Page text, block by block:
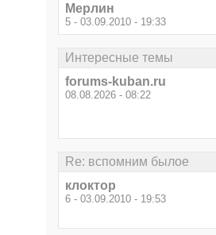
Мерлин
5 - 03.09.2010 - 19:33
Интересные темы
forums-kuban.ru
08.08.2026 - 08:22
Re: вспомним былое
клоктор
6 - 03.09.2010 - 19:53